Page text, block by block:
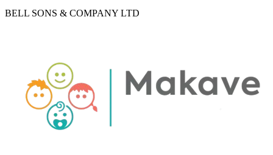
BELL SONS & COMPANY LTD